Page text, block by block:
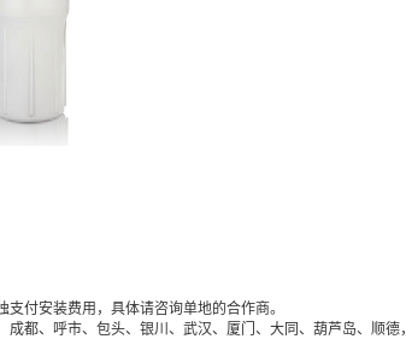
付安装费用，具体请咨询单地的合作商。
都、呼市、包头、银川、武汉、厦门、大同、葫芦岛、